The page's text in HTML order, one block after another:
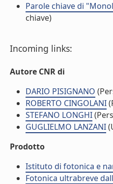
Parole chiave di
chiave)
Incoming links:
Autore CNR di
DARIO PISIGNANO
ROBERTO CINGOLANI
STEFANO LONGHI
GUGLIELMO LANZANI
Prodotto
Istituto di fotonica e
Fotonica ultrabreve